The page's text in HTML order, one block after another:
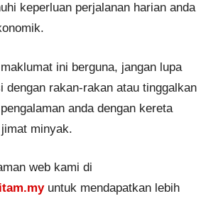
keperluan perjalanan harian anda
ini berguna, jangan lupa
dengan rakan-rakan atau tinggalkan
anda dengan kereta
minyak​.
web kami di
untuk mendapatkan lebih